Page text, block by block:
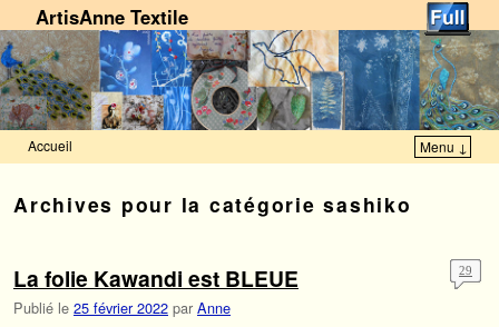
ArtisAnne Textile
Accueil Menu ↓
Archives pour la catégoriesashiko
La folie Kawandi est BLEUE
Publié le 25 février 2022 par Anne
29